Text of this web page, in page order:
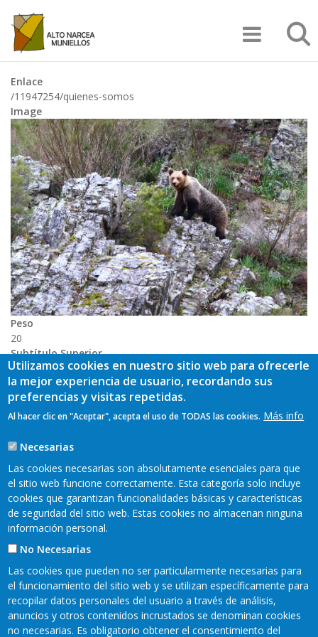
contenido
principal
Enlace
/11947254/quienes-somos
Image
Peso
20
Subtítulo Superior
Grupo de Desarrollo Rural
Mapa web Aviso legal
Utilizamos cookies en nuestro sitio web para ofrecerle
la mejor experiencia de usuario, recordando sus
preferencias y visitas repetidas.
Al hacer clic en "Aceptar", acepta el uso de TODAS las cookies. Más info
Necesarias
Las cookies necesarias son absolutamente esenciales para que
el sitio web funcione correctamente. Esta categoría solo incluye
cookies que garantizan funcionalidades básicas y características
de seguridad del sitio web. Estas cookies no almacenan ninguna
información personal.
No Necesarias
Las cookies que pueden no ser particularmente necesarias para
el funcionamiento del sitio web y se utilizan específicamente para
recopilar datos personales del usuario a través de análisis,
anuncios y otros contenidos incrustados se denominan cookies
no necesarias. Es obligatorio obtener el consentimiento del